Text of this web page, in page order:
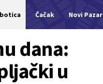
Čačak Novi Pazar
dana:
u